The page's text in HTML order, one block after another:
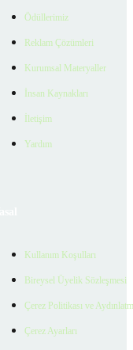
Ödüllerimiz
Reklam Çözümleri
Kurumsal Materyaller
İnsan Kaynakları
İletişim
Yardım
Kullanım Koşulları
Bireysel Üyelik Sözleşmesi
Çerez Politikası ve
Çerez Ayarları